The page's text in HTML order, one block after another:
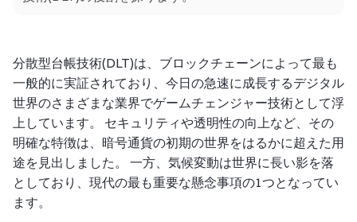
分散型台帳技術(DLT)は、ブロックチェーンによって最も
一般的に実証されており、今日の急速に成長するデジタル
世界のさまざまな業界でゲームチェンジャー技術として浮
上しています。 セキュリティや透明性の向上など、その
明確な特徴は、暗号通貨の初期の世界をはるかに超えた用
途を見出しました。 一方、気候変動は世界に長い影を落
としており、現代の最も重要な懸念事項の1つとなってい
ます。